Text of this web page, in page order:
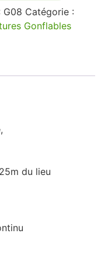
G08 Catégorie :
Gonflables
du lieu